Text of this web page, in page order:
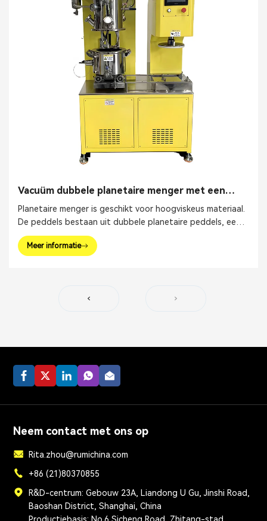
Vacuüm dubbele planetaire menger met een
inhoud van 10 liter
Planetaire menger is geschikt voor hoogviskeus materiaal.
De peddels bestaan ​​uit dubbele planetaire peddels, een
hogesnelheidsverspreider en een muurschraper.
Meer informatie
Neem contact met ons op
Rita.zhou@rumichina.com
+86 (21)80370855
R&D-centrum: Gebouw 23A, Liandong U Gu, Jinshi Road,
Baoshan District, Shanghai, China
Productiebasis: No.6 Sicheng Road, Zhitang-stad,